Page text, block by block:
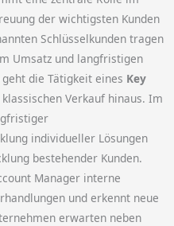
der wichtigsten Kunden
Schlüsselkunden tragen
Umsatz und langfristigen
die Tätigkeit eines Key
Verkauf hinaus. Im
individueller Lösungen
bestehender Kunden.
Manager interne
und erkennt neue
erwarten neben